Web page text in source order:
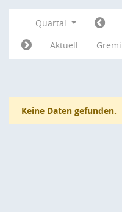
Quartal
Aktuell
Keine Daten gefunden.